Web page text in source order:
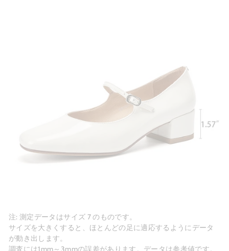
注: 測定データはサイズ 7 のものです。
サイズを大きくすると、ほとんどの足に適応するようにデータ
が動き出します。
調査には1mm～3mmの誤差があります。データは参考値です。